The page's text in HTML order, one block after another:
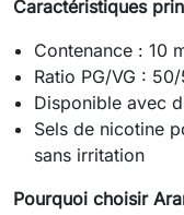
Caractéristiques
Contenance : 10
Ratio PG/VG :
Disponible avec
Sels de nicotine
sans irritation
Pourquoi choisir